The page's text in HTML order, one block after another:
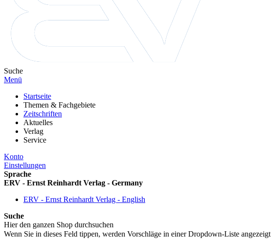
Suche
Menü
Startseite
Themen & Fachgebiete
Zeitschriften
Aktuelles
Verlag
Service
Konto
Einstellungen
Sprache
ERV - Ernst Reinhardt Verlag - Germany
ERV - Ernst Reinhardt Verlag - English
Suche
Hier den ganzen Shop durchsuchen
Wenn Sie in dieses Feld tippen, werden Vorschläge in einer Dropdown-Liste angezeigt